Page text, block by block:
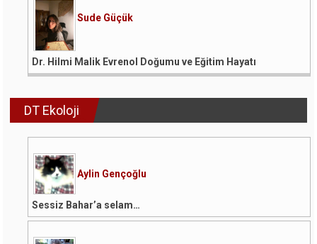
Sude Güçük
Dr. Hilmi Malik Evrenol Doğumu ve Eğitim Hayatı
DT Ekoloji
Aylin Gençoğlu
Sessiz Bahar’a selam…